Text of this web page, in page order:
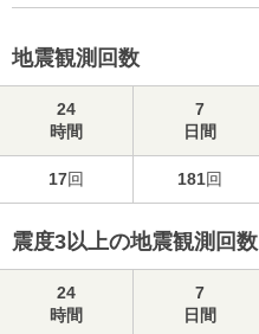
地震観測回数
24
時間
7
日間
17回 181回
震度3以上の地震観測回数
24
時間
7
日間